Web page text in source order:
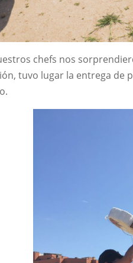
chefs nos
tuvo lugar la entrega